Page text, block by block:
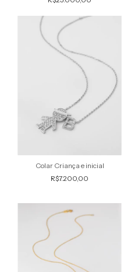
Colar Criança e inicial
R$7.200,00